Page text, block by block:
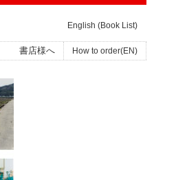
English (Book List)
書店様へ How to order(EN)